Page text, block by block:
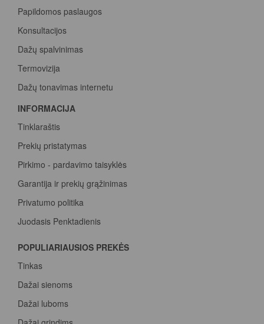
Papildomos paslaugos
Konsultacijos
Dažų spalvinimas
Termovizija
Dažų tonavimas internetu
INFORMACIJA
Tinklaraštis
Prekių pristatymas
Pirkimo - pardavimo taisyklės
Garantija ir prekių grąžinimas
Privatumo politika
Juodasis Penktadienis
POPULIARIAUSIOS PREKĖS
Tinkas
Dažai sienoms
Dažai luboms